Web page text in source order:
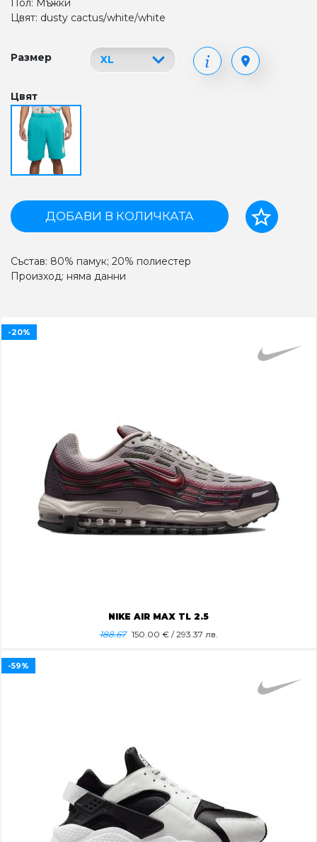
Пол: Мъжки
Цвят: dusty cactus/white/white
Размер
Цвят
ДОБАВИ В КОЛИЧКАТА
Състав: 80% памук; 20% полиестер
Произход: няма данни
NIKE AIR MAX TL 2.5
188.67 150.00 € / 293.37 лв.
-20%
-59%